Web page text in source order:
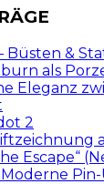
Büsten &
als
Eleganz
2
Escape“
Moderne